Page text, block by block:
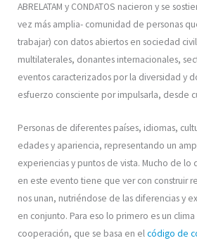
ABRELATAM y CONDATOS nacieron y se
vez más amplia- comunidad de personas
trabajar) con datos abiertos en sociedad
multilaterales, donantes internacionales,
eventos caracterizados por la diversidad y
esfuerzo consciente por impulsarla, desde
Personas de diferentes países, idiomas,
edades y apariencia, representando un
experiencias y puntos de vista. Mucho de lo
en este evento tiene que ver con construir
nos unan, nutriéndose de las diferencias y
en conjunto. Para eso lo primero es un
cooperación, que se basa en elcódigo de